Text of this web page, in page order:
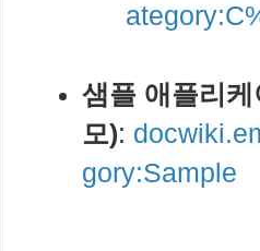
샘플 애플리
모):
gory:Sample